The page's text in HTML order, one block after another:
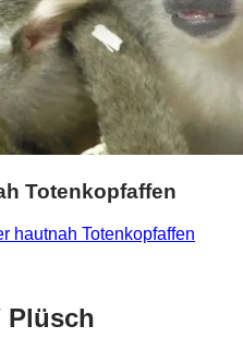
Totenkopfaffen
hautnah Totenkopfaffen
Plüsch